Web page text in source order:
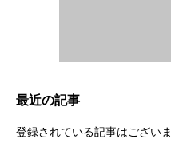
最近の記事
登録されている記事はございま